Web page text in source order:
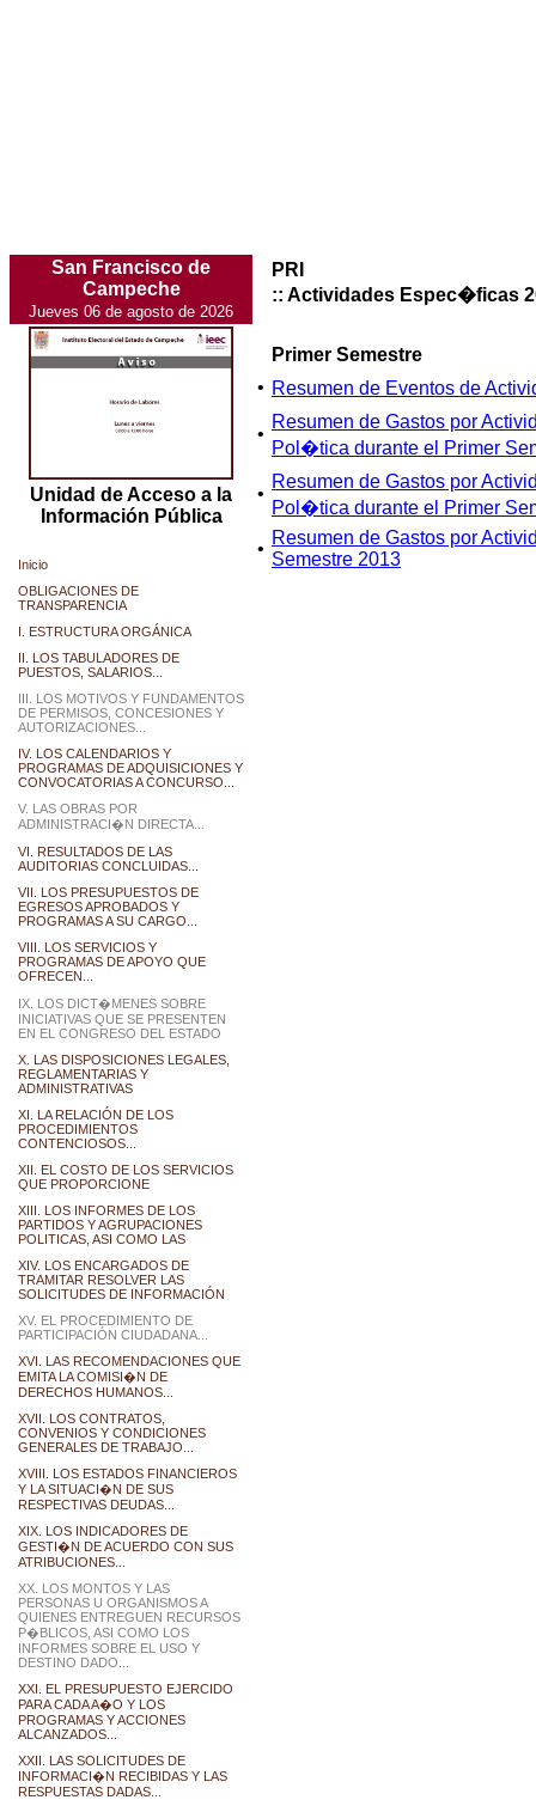
San Francisco de
Campeche
Jueves 06 de agosto de 2026
Unidad de Acceso a la
Información Pública
Inicio
OBLIGACIONES DE
TRANSPARENCIA
I. ESTRUCTURA ORGÁNICA
II. LOS TABULADORES DE
PUESTOS, SALARIOS...
III. LOS MOTIVOS Y FUNDAMENTOS
DE PERMISOS, CONCESIONES Y
AUTORIZACIONES...
IV. LOS CALENDARIOS Y
PROGRAMAS DE ADQUISICIONES Y
CONVOCATORIAS A CONCURSO...
V. LAS OBRAS POR
ADMINISTRACI�N DIRECTA...
VI. RESULTADOS DE LAS
AUDITORIAS CONCLUIDAS...
VII. LOS PRESUPUESTOS DE
EGRESOS APROBADOS Y
PROGRAMAS A SU CARGO...
VIII. LOS SERVICIOS Y
PROGRAMAS DE APOYO QUE
OFRECEN...
IX. LOS DICT�MENES SOBRE
INICIATIVAS QUE SE PRESENTEN
EN EL CONGRESO DEL ESTADO
X. LAS DISPOSICIONES LEGALES,
REGLAMENTARIAS Y
ADMINISTRATIVAS
XI. LA RELACIÓN DE LOS
PROCEDIMIENTOS
CONTENCIOSOS...
XII. EL COSTO DE LOS SERVICIOS
QUE PROPORCIONE
XIII. LOS INFORMES DE LOS
PARTIDOS Y AGRUPACIONES
POLITICAS, ASI COMO LAS
XIV. LOS ENCARGADOS DE
TRAMITAR RESOLVER LAS
SOLICITUDES DE INFORMACIÓN
XV. EL PROCEDIMIENTO DE
PARTICIPACIÓN CIUDADANA...
XVI. LAS RECOMENDACIONES QUE
EMITA LA COMISI�N DE
DERECHOS HUMANOS...
XVII. LOS CONTRATOS,
CONVENIOS Y CONDICIONES
GENERALES DE TRABAJO...
XVIII. LOS ESTADOS FINANCIEROS
Y LA SITUACI�N DE SUS
RESPECTIVAS DEUDAS...
XIX. LOS INDICADORES DE
GESTI�N DE ACUERDO CON SUS
ATRIBUCIONES...
XX. LOS MONTOS Y LAS
PERSONAS U ORGANISMOS A
QUIENES ENTREGUEN RECURSOS
P�BLICOS, ASI COMO LOS
INFORMES SOBRE EL USO Y
DESTINO DADO...
XXI. EL PRESUPUESTO EJERCIDO
PARA CADA A�O Y LOS
PROGRAMAS Y ACCIONES
ALCANZADOS...
XXII. LAS SOLICITUDES DE
INFORMACI�N RECIBIDAS Y LAS
RESPUESTAS DADAS...
PRI
:: Actividades Espec�ficas
Primer Semestre
• Resumen de Eventos de
•
Resumen de Gastos por
Pol�tica durante el Primer
•
Resumen de Gastos por
Pol�tica durante el Primer
•
Resumen de Gastos por
Semestre 2013